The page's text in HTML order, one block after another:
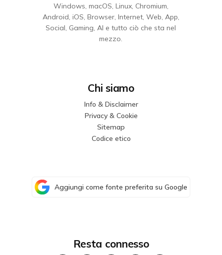
Windows, macOS, Linux, Chromium,
Android, iOS, Browser, Internet, Web, App,
Social, Gaming, AI e tutto ciò che sta nel
mezzo.
Chi siamo
Info & Disclaimer
Privacy & Cookie
Sitemap
Codice etico
Aggiungi come fonte preferita su Google
Resta connesso